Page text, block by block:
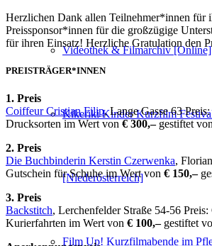
Videothek & Filmarchiv [Online]
Kikeriki Kinder Kurzfilm
[Niederösterreich]
Film Up! Kurzfilmabende im
Herzlichen Dank allen Teilnehmer*innen für
Preissponsor*innen für die großzügige
für ihren Einsatz! Herzliche Gratulation den
PREISTRÄGER*INNEN
1. Preis
Coiffeur Cristian Filip, Lange Gasse 63
Drucksorten im Wert von € 300,–gestiftet von
2. Preis
Die Buchbinderin Kerstin Czerwenka,
Gutschein für Schuhe im Wert von € 150,–
3. Preis
Backstitch, Lerchenfelder Straße 54-56
Kurierfahrten im Wert von € 100,–gestiftet